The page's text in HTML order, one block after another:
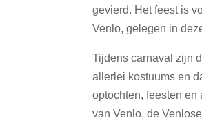
gevierd. Het feest is
Venlo, gelegen in
Tijdens carnaval zijn
allerlei kostuums en
optochten, feesten
van Venlo, de